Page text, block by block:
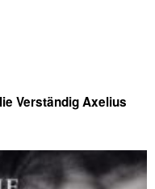
Verständig Axelius